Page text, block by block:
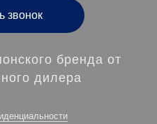
звонок
бренда от
дилера